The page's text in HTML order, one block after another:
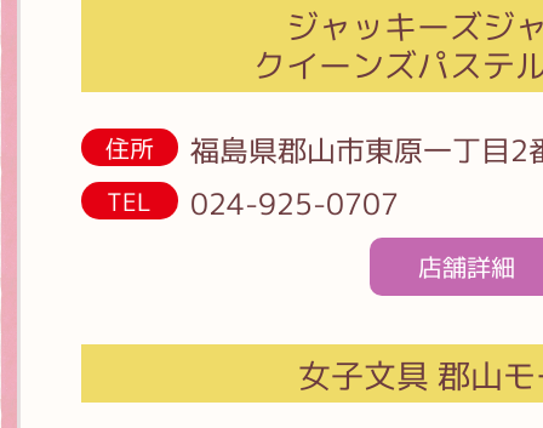
ジャッキーズジ
クイーンズパステ
住所 福島県郡山市東原一丁目2
TEL 024-925-0707
店舗詳細
女子文具 郡山